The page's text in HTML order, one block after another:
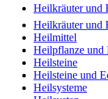
Heilkräuter und
Heilkräuter und
Heilmittel
Heilpflanze und
Heilsteine
Heilsteine und
Heilsysteme